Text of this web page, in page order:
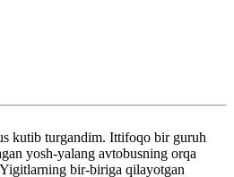
kutib turgandim. Ittifoqo bir guruh
yosh-yalang avtobusning orqa
bir-biriga qilayotgan